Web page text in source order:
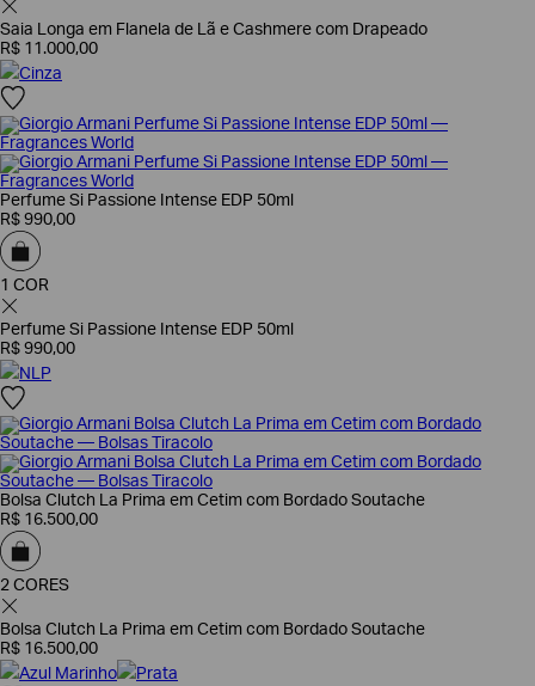
Saia Longa em Flanela de Lã e Cashmere com Drapeado
R$ 11 .000,00
Cinza
Perfume Si Passione Intense EDP 50ml
R$ 990,00
1 COR
Perfume Si Passione Intense EDP 50ml
R$ 990,00
NLP
Bolsa Clutch La Prima em Cetim com Bordado Soutache
R$ 16.500,00
2 CORES
Bolsa Clutch La Prima em Cetim com Bordado Soutache
R$ 16.500,00
Azul Marinho
Prata